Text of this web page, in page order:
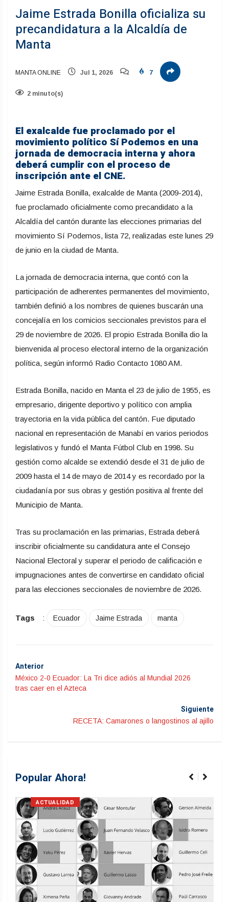
Jaime Estrada Bonilla oficializa su
precandidatura a la Alcaldía de
Manta
MANTA ONLINE Jul 1, 2026 7
2 minuto(s)
El exalcalde fue proclamado por el
movimiento político Sí Podemos en una
jornada de democracia interna y ahora
deberá cumplir con el proceso de
inscripción ante el CNE.
Jaime Estrada Bonilla, exalcalde de Manta (2009-2014),
fue proclamado oficialmente como precandidato a la
Alcaldía del cantón durante las elecciones primarias del
movimiento Sí Podemos, lista 72, realizadas este lunes 29
de junio en la ciudad de Manta.
La jornada de democracia interna, que contó con la
participación de adherentes permanentes del movimiento,
también definió a los nombres de quienes buscarán una
concejalía en los comicios seccionales previstos para el
29 de noviembre de 2026. El propio Estrada Bonilla dio la
bienvenida al proceso electoral interno de la organización
política, según informó Radio Contacto 1080 AM.
Estrada Bonilla, nacido en Manta el 23 de julio de 1955, es
empresario, dirigente deportivo y político con amplia
trayectoria en la vida pública del cantón. Fue diputado
nacional en representación de Manabí en varios periodos
legislativos y fundó el Manta Fútbol Club en 1998. Su
gestión como alcalde se extendió desde el 31 de julio de
2009 hasta el 14 de mayo de 2014 y es recordado por la
ciudadanía por sus obras y gestión positiva al frente del
Municipio de Manta.
Tras su proclamación en las primarias, Estrada deberá
inscribir oficialmente su candidatura ante el Consejo
Nacional Electoral y superar el periodo de calificación e
impugnaciones antes de convertirse en candidato oficial
para las elecciones seccionales de noviembre de 2026.
Tags : Ecuador Jaime Estrada manta
Anterior
México 2-0 Ecuador: La Tri dice adiós al Mundial 2026
tras caer en el Azteca
Siguiente
RECETA: Camarones o langostinos al ajillo
Popular Ahora!
ACTUALIDAD